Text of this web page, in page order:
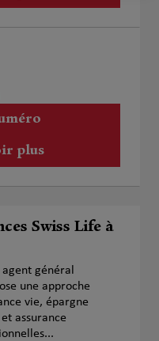
plus
Swiss Life à
général
une approche
vie, épargne
assurance